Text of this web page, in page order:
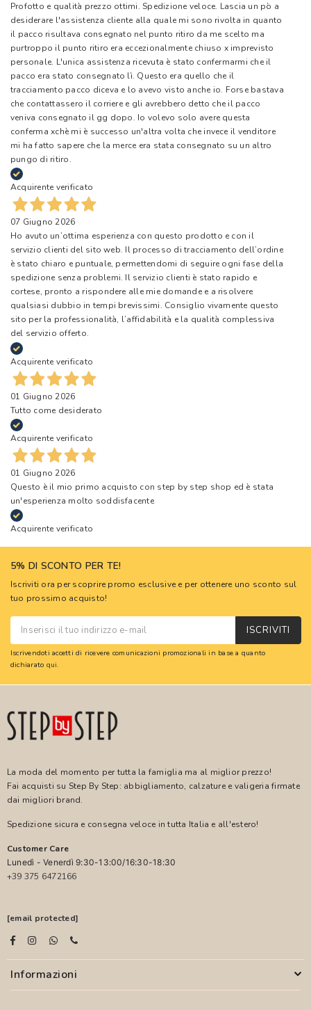
Profotto e qualità prezzo ottimi. Spedizione veloce. Lascia un pò a
desiderare l'assistenza cliente alla quale mi sono rivolta in quanto
il pacco risultava consegnato nel punto ritiro da me scelto ma
purtroppo il punto ritiro era eccezionalmente chiuso x imprevisto
personale. L'unica assistenza ricevuta è stato confermarmi che il
pacco era stato consegnato lì. Questo era quello che il
tracciamento pacco diceva e lo avevo visto anche io. Forse bastava
che contattassero il corriere e gli avrebbero detto che il pacco
veniva consegnato il gg dopo. Io volevo solo avere questa
conferma xchè mi è successo un'altra volta che invece il venditore
mi ha fatto sapere che la merce era stata consegnato su un altro
pungo di ritiro.
Acquirente verificato
07 Giugno 2026
Ho avuto un’ottima esperienza con questo prodotto e con il
servizio clienti del sito web. Il processo di tracciamento dell’ordine
è stato chiaro e puntuale, permettendomi di seguire ogni fase della
spedizione senza problemi. Il servizio clienti è stato rapido e
cortese, pronto a rispondere alle mie domande e a risolvere
qualsiasi dubbio in tempi brevissimi. Consiglio vivamente questo
sito per la professionalità, l’affidabilità e la qualità complessiva
del servizio offerto.
Acquirente verificato
01 Giugno 2026
Tutto come desiderato
Acquirente verificato
01 Giugno 2026
Questo è il mio primo acquisto con step by step shop ed è stata
un'esperienza molto soddisfacente
Acquirente verificato
5% DI SCONTO PER TE!
Iscriviti ora per scoprire promo esclusive e per ottenere uno sconto sul
tuo prossimo acquisto!
ISCRIVITI
Iscrivendoti accetti di ricevere comunicazioni promozionali in base a quanto
dichiarato qui.
La moda del momento per tutta la famiglia ma al miglior prezzo!
Fai acquisti su Step By Step: abbigliamento, calzature e valigeria firmate
dai migliori brand.
Spedizione sicura e consegna veloce in tutta Italia e all'estero!
Customer Care
Lunedì - Venerdì 9:30-13:00/16:30-18:30
+39 375 6472166
[email protected]
Informazioni